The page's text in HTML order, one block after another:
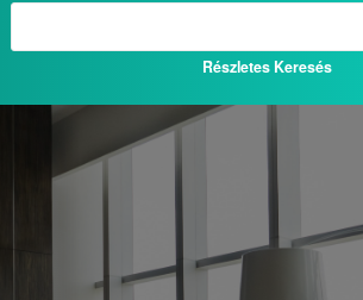
Részletes Keresés
Previous